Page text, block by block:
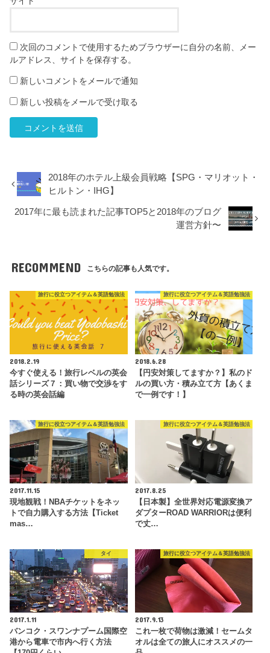
次回のコメントで使用するためブラウザーに自分の名前、メー
ルアドレス、サイトを保存する。
新しいコメントをメールで通知
新しい投稿をメールで受け取る
2018年のホテル上級会員戦略【SPG・マリオット・
ヒルトン・IHG】
2017年に最も読まれた記事TOP5と2018年のブログ
運営方針〜
RECOMMEND こちらの記事も人気です。
旅行に役立つアイテム＆英語勉強法
2018.2.19
今すぐ使える！旅行レベルの英会
話シリーズ７：買い物で交渉をす
る時の英会話編
旅行に役立つアイテム＆英語勉強法
2018.6.28
【円安対策してますか？】私のド
ルの買い方・積み立て方【あくま
で一例です！】
旅行に役立つアイテム＆英語勉強法
2017.11.15
現地観戦！NBAチケットをネッ
トで自力購入する方法【Ticket
mas…
旅行に役立つアイテム＆英語勉強法
2017.8.25
【日本製】全世界対応電源変換ア
ダプターROAD WARRIORは便利
で丈…
タイ
2017.1.11
バンコク・スワンナプーム国際空
港から電車で市内へ行く方法
旅行に役立つアイテム＆英語勉強法
2017.9.13
これ一枚で荷物は激減！セームタ
オルは全ての旅人にオススメの一